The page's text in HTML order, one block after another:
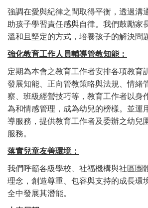
強調在愛與紀律之間取得平衡 ， 透過溝
助孩子學習責任感與自律。 我們鼓勵家
溫和且堅定的方式 ， 培養孩子的解決問
強化教育工作人員輔導管教知能：
定期為本會之教育工作者安排各項教育
發展知能
正向管教策略與法規 、情緒
察
班級經營技巧等 ， 教育工作者以身
為和情感管理 ， 成為幼兒的榜樣。 並運
導服務 ， 提供教育工作者及委辦之幼兒
服務。
落實兒童友善環境：
我們呼籲各級學校
社福機構與社區團
理念 ， 創造尊重 包容與支持的成⾧環
全中發展其潛能。